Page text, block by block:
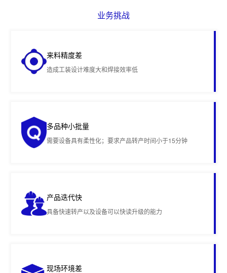
业务挑战
来料精度差
造成工装设计难度大和焊接效率低
多品种小批量
需要设备具有柔性化；要求产品转产时间小于15分钟
产品迭代快
具备快速转产以及设备可以快读升级的能力
现场环境差